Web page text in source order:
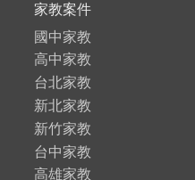
家教案件
國中家教
高中家教
台北家教
新北家教
新竹家教
台中家教
高雄家教